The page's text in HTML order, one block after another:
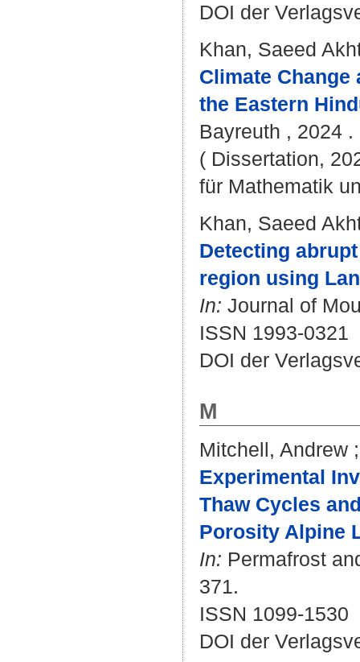
DOI der
Khan, Saeed
Climate
the Eastern
Bayreuth , 2024
( Dissertation,
für Mathematik
Khan, Saeed
Detecting
region using
In: Journal of
ISSN 1993-0321
DOI der
M
Mitchell, Andrew
Experimental
Thaw Cycles
Porosity Alpine
In: Permafrost
371.
ISSN 1099-1530
DOI der